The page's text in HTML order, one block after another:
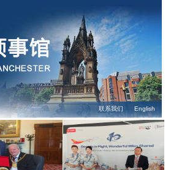
联系我们 English